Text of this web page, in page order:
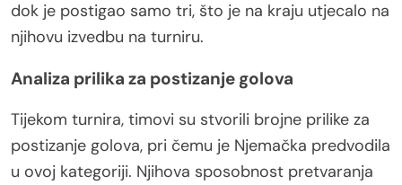
dok je postigao samo tri, što je na kraju utjecalo na
njihovu izvedbu na turniru.
Analiza prilika za postizanje golova
Tijekom turnira, timovi su stvorili brojne prilike za
postizanje golova, pri čemu je Njemačka predvodila
u ovoj kategoriji. Njihova sposobnost pretvaranja